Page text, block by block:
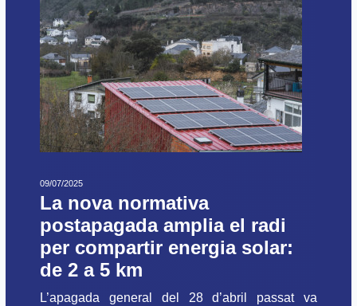
09/07/2025
La nova normativa
postapagada amplia el radi
per compartir energia solar:
de 2 a 5 km
L’apagada general del 28 d’abril passat va